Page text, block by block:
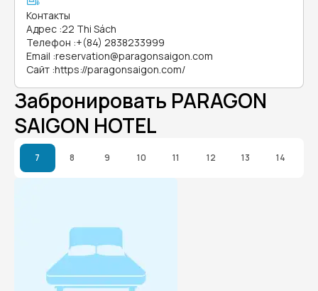
Контакты
Адрес :22 Thi Sách
Телефон :+(84) 2838233999
Email :reservation@paragonsaigon.com
Сайт :https://paragonsaigon.com/
Забронировать PARAGON
SAIGON HOTEL
7 8 9 10 11 12 13 14